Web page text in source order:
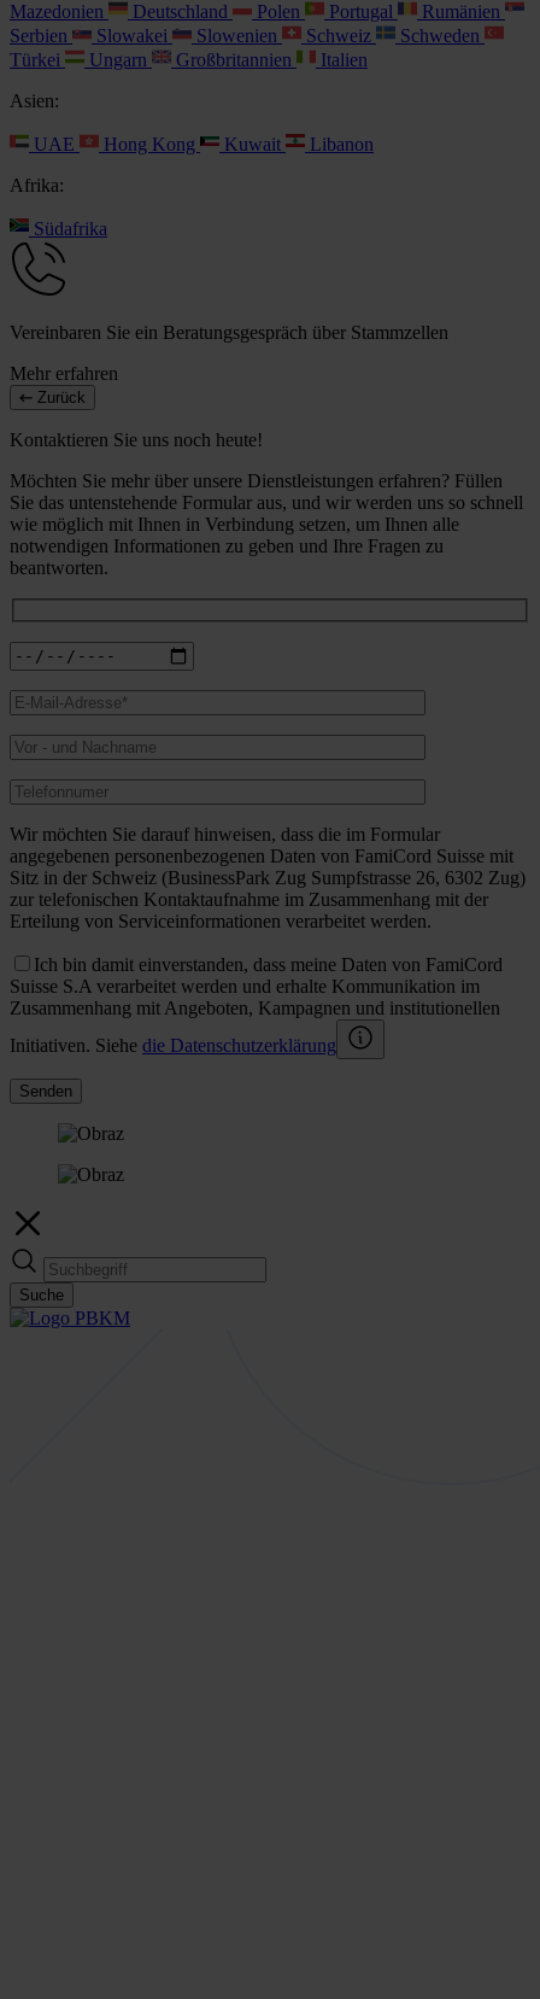
Mazedonien
Deutschland Polen Portugal
Rumänien
Serbien
Slowakei Slowenien Schweiz
Schweden
Türkei
Ungarn Großbritannien
Italien
Asien:
UAE Hong Kong Kuwait
Libanon
Afrika:
Südafrika
Vereinbaren Sie ein Beratungsgespräch über Stammzellen
Mehr erfahren
Zurück
Kontaktieren Sie uns noch heute!
Möchten Sie mehr über unsere Dienstleistungen erfahren? Füllen
Sie das untenstehende Formular aus, und wir werden uns so schnell
wie möglich mit Ihnen in Verbindung setzen, um Ihnen alle
notwendigen Informationen zu geben und Ihre Fragen zu
beantworten.
Wir möchten Sie darauf hinweisen, dass die im Formular
angegebenen personenbezogenen Daten von FamiCord Suisse mit
Sitz in der Schweiz (BusinessPark Zug Sumpfstrasse 26, 6302 Zug)
zur telefonischen Kontaktaufnahme im Zusammenhang mit der
Erteilung von Serviceinformationen verarbeitet werden.
Ich bin damit einverstanden, dass meine Daten von FamiCord
Suisse S.A verarbeitet werden und erhalte Kommunikation im
Zusammenhang mit Angeboten, Kampagnen und institutionellen
Initiativen. Siehe die Datenschutzerklärung
Senden
Suche